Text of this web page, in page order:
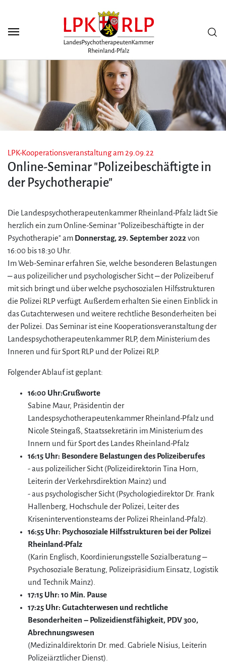
LPK-Kooperationsveranstaltung am 29.09.22
Online-Seminar "Polizeibeschäftigte in
der Psychotherapie"
Die Landespsychotherapeutenkammer Rheinland-Pfalz lädt Sie
herzlich ein zum Online-Seminar "Polizeibeschäftigte in der
Psychotherapie" am Donnerstag, 29. September 2022von
16:00 bis 18:30 Uhr.
Im Web-Seminar erfahren Sie, welche besonderen Belastungen
– aus polizeilicher und psychologischer Sicht – der Polizeiberuf
mit sich bringt und über welche psychosozialen Hilfsstrukturen
die Polizei RLP verfügt. Außerdem erhalten Sie einen Einblick in
das Gutachterwesen und weitere rechtliche Besonderheiten bei
der Polizei. Das Seminar ist eine Kooperationsveranstaltung der
Landespsychotherapeutenkammer RLP, dem Ministerium des
Inneren und für Sport RLP und der Polizei RLP.
Folgender Ablauf ist geplant:
16:00 Uhr:Grußworte
Sabine Maur, Präsidentin der
Landespsychotherapeutenkammer Rheinland-Pfalz und
Nicole Steingaß, Staatssekretärin im Ministerium des
Innern und für Sport des Landes Rheinland-Pfalz
16:15 Uhr: Besondere Belastungen des Polizeiberufes
- aus polizeilicher Sicht (Polizeidirektorin Tina Horn,
Leiterin der Verkehrsdirektion Mainz) und
- aus psychologischer Sicht (Psychologiedirektor Dr. Frank
Hallenberg, Hochschule der Polizei, Leiter des
Kriseninterventionsteams der Polizei Rheinland-Pfalz).
16:55 Uhr: Psychosoziale Hilfsstrukturen bei der Polizei
Rheinland-Pfalz
(Karin Englisch, Koordinierungsstelle Sozialberatung –
Psychosoziale Beratung, Polizeipräsidium Einsatz, Logistik
und Technik Mainz).
17:15 Uhr: 10 Min. Pause
17:25 Uhr: Gutachterwesen und rechtliche
Besonderheiten – Polizeidienstfähigkeit, PDV 300,
Abrechnungswesen
(Medizinaldirektorin Dr. med. Gabriele Nisius, Leiterin
Polizeiärztlicher Dienst).